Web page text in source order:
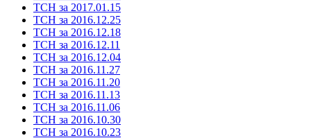
ТСН за 2017.01.15
ТСН за 2016.12.25
ТСН за 2016.12.18
ТСН за 2016.12.11
ТСН за 2016.12.04
ТСН за 2016.11.27
ТСН за 2016.11.20
ТСН за 2016.11.13
ТСН за 2016.11.06
ТСН за 2016.10.30
ТСН за 2016.10.23